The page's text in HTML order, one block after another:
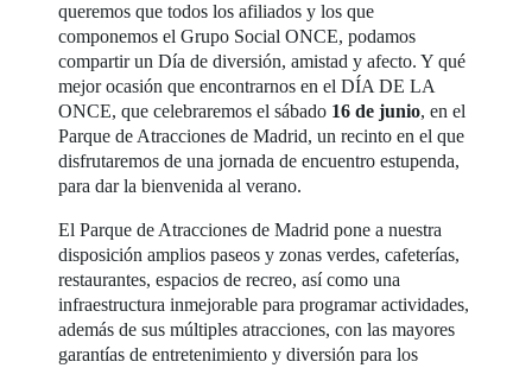
queremos que todos los afiliados y los que
componemos el Grupo Social ONCE, podamos
compartir un Día de diversión, amistad y afecto. Y qué
mejor ocasión que encontrarnos en el DÍA DE LA
ONCE, que celebraremos el sábado 16 de junio, en el
Parque de Atracciones de Madrid, un recinto en el que
disfrutaremos de una jornada de encuentro estupenda,
para dar la bienvenida al verano.
El Parque de Atracciones de Madrid pone a nuestra
disposición amplios paseos y zonas verdes, cafeterías,
restaurantes, espacios de recreo, así como una
infraestructura inmejorable para programar actividades,
además de sus múltiples atracciones, con las mayores
garantías de entretenimiento y diversión para los